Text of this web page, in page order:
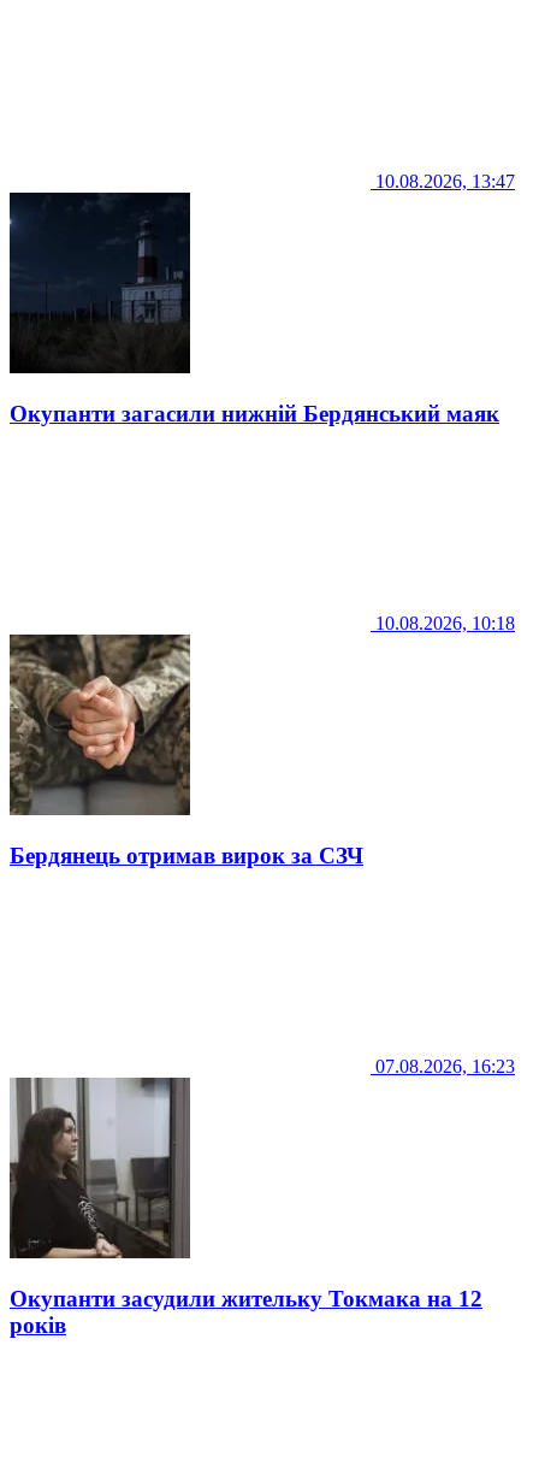
10.08.2026, 13:47
Окупанти загасили нижній Бердянський маяк
10.08.2026, 10:18
Бердянець отримав вирок за СЗЧ
07.08.2026, 16:23
Окупанти засудили жительку Токмака на 12
років